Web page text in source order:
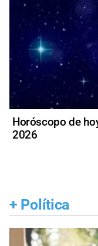
Horóscopo de
2026
+ Política